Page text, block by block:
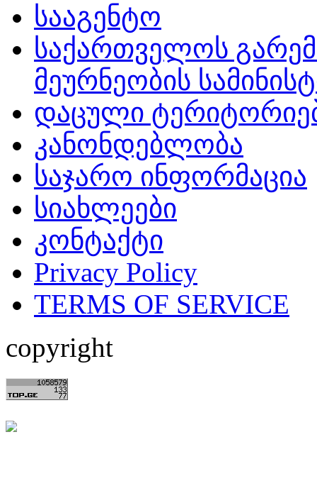
სააგენტო
საქართველოს
მეურნეობის
დაცული
კანონდებლობა
საჯარო ინფორმაცია
სიახლეები
კონტაქტი
Privacy Policy
TERMS OF SERVICE
copyright